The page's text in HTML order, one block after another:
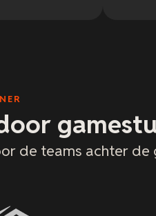
de teams achter de